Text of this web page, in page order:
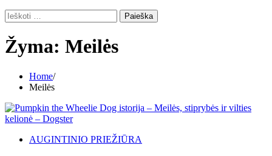
Ieškoti:
Žyma: Meilės
Home
Meilės
AUGINTINIO PRIEŽIŪRA